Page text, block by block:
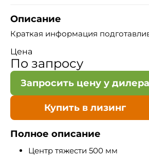
Описание
Краткая информация
Цена
По запросу
Запросить цену у дилера
Купить в лизинг
Полное описание
Центр тяжести 500 мм